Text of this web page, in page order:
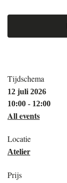
Tijdschema
12 juli 2026
10:00 - 12:00
All events
Locatie
Atelier
Prijs